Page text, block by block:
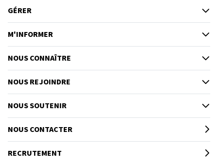
GÉRER
M'INFORMER
NOUS CONNAÎTRE
NOUS REJOINDRE
NOUS SOUTENIR
NOUS CONTACTER
RECRUTEMENT